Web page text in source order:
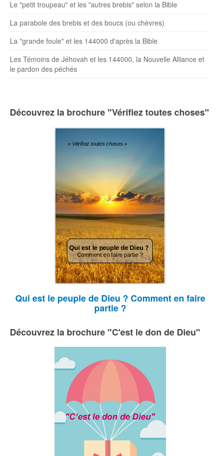
Le "petit troupeau" et les "autres brebis" selon la Bible
La parabole des brebis et des boucs (ou chèvres)
La "grande foule" et les 144000 d'après la Bible
Les Témoins de Jéhovah et les 144000, la Nouvelle Alliance et
le pardon des péchés
Découvrez la brochure "Vérifiez toutes choses"
Qui est le peuple de Dieu ? Comment en faire
partie ?
Découvrez la brochure "C'est le don de Dieu"